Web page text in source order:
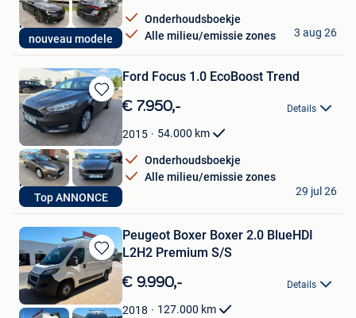
nouveau modele
Onderhoudsboekje
Alle milieu/emissie zones
Nico
Dilbeek
3 aug 26
Bewaren
in
Mijn
Favorieten
Top ANNONCE
Ford Focus 1.0 EcoBoost Trend
€ 7.950,- Details
2015 54.000 km
Onderhoudsboekje
Alle milieu/emissie zones
Nico
Dilbeek
29 jul 26
Bewaren
in
Mijn
Favorieten
Peugeot Boxer Boxer 2.0 BlueHDI
L2H2 Premium S/S
€ 9.990,- Details
2018 127.000 km